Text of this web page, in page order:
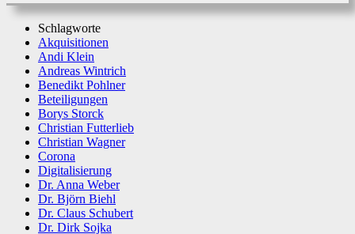
Schlagworte
Akquisitionen
Andi Klein
Andreas Wintrich
Benedikt Pohlner
Beteiligungen
Borys Storck
Christian Futterlieb
Christian Wagner
Corona
Digitalisierung
Dr. Anna Weber
Dr. Björn Biehl
Dr. Claus Schubert
Dr. Dirk Sojka